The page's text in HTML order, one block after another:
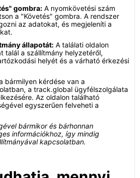
gombra: A nyomkövetési szám
a "Követés" gombra. A rendszer
az adatokat, és megjeleníti a
állapotát: A találati oldalon
talál a szállítmány helyzetéről,
helyét és a várható érkezési
bármilyen kérdése van a
a track.global ügyfélszolgálata
Az oldalon található
egyszerűen felveheti a
bármikor és bárhonnan
információkhoz, így mindig
kapcsolatban.